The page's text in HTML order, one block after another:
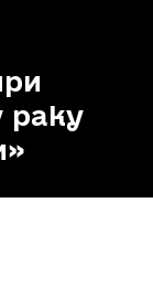
раку